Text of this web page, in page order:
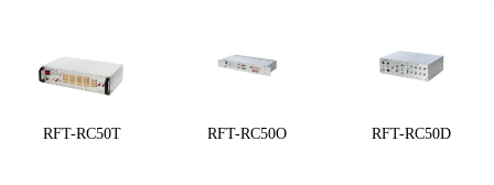
RFT-RC50T RFT-RC50O RFT-RC50D